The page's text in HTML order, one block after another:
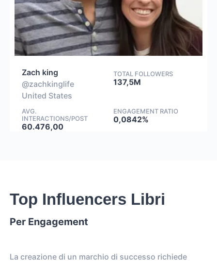
Zach king
@zachkinglife
United States
TOTAL FOLLOWERS
137,5M
AVG.
INTERACTIONS/POST
60.476,00
ENGAGEMENT RATIO
0,0842%
Top Influencers Libri
Per Engagement
La creazione di un marchio di successo richiede